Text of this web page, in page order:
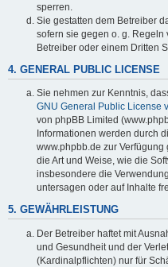
sperren.
Sie gestatten dem Betreiber
sofern sie gegen o. g.
Betreiber oder einem Dritten
4. GENERAL PUBLIC LICENSE
Sie nehmen zur Kenntnis,
GNU General Public License
von phpBB Limited
Informationen werden durch
www.phpbb.de zur
die Art und Weise, wie die
insbesondere die
untersagen oder auf Inhalte
5. GEWÄHRLEISTUNG
Der Betreiber haftet mit
und Gesundheit und der
(Kardinalpflichten) nur für